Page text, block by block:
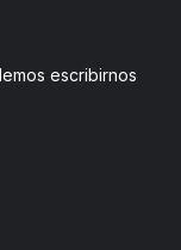
escribirnos